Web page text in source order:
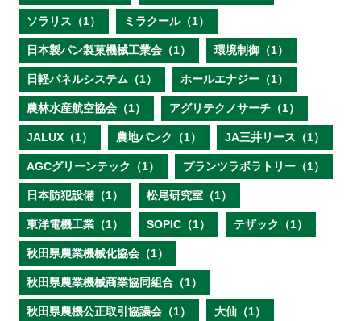
ソラリス（1） ミラクール（1）
日本製パン製菓機械工業会（1） 環境制御（1）
日軽パネルシステム（1） ホールエナジー（1）
農林水産航空協会（1） アグリテクノサーチ（1）
JALUX（1） 農地バンク（1） JA三井リース（1）
AGCグリーンテック（1） プランツラボラトリー（1）
日本防犯設備（1） 松尾研究室（1）
東洋電機工業（1） SOPIC（1） テザック（1）
秋田県農業機械化協会（1）
秋田県農業機械商業協同組合（1）
秋田県農機公正取引協議会（1） 大仙（1）